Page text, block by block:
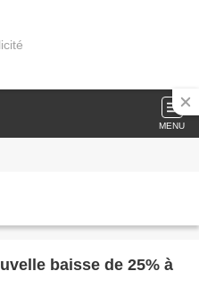
MENU
baisse de 25% à